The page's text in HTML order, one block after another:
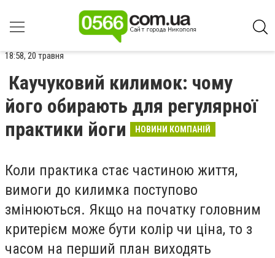
18:58, 20 травня
Каучуковий килимок: чому
його обирають для регулярної
практики йоги
НОВИНИ КОМПАНІЙ
Коли практика стає частиною життя,
вимоги до килимка поступово
змінюються. Якщо на початку головним
критерієм може бути колір чи ціна, то з
часом на перший план виходять